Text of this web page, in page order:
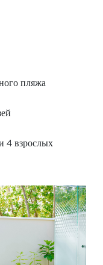
пляжа
4 взрослых